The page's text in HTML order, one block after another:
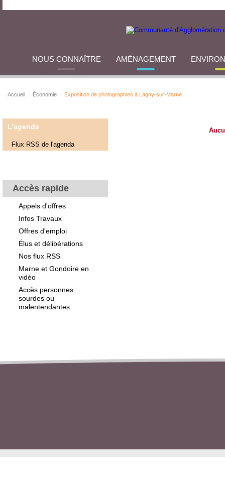
NOUS CONNAÎTRE AMÉNAGEMENT
Accueil Économie Exposition de photographies à Lagny-sur-Marne
L'agenda
Flux RSS de l'agenda
Accès rapide
Appels d'offres
Infos Travaux
Offres d'emploi
Élus et délibérations
Nos flux RSS
Marne et Gondoire en
vidéo
Accès personnes
sourdes ou
malentendantes